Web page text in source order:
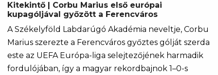
Kitekintő | Corbu Marius első európai
kupagóljával győzött a Ferencváros
A Székelyföld Labdarúgó Akadémia neveltje, Corbu
Marius szerezte a Ferencváros győztes gólját szerda
este az UEFA Európa-liga selejtezőjének harmadik
fordulójában, így a magyar rekordbajnok 1–0-s